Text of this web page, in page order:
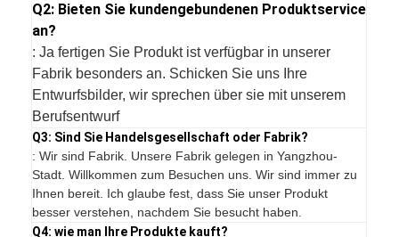
Q2: Bieten Sie kundengebundenen Produktservice
an?
: Ja fertigen Sie Produkt ist verfügbar in unserer
Fabrik besonders an. Schicken Sie uns Ihre
Entwurfsbilder, wir sprechen über sie mit unserem
Berufsentwurf
Q3: Sind Sie Handelsgesellschaft oder Fabrik?
: Wir sind Fabrik. Unsere Fabrik gelegen in Yangzhou-
Stadt. Willkommen zum Besuchen uns. Wir sind immer zu
Ihnen bereit. Ich glaube fest, dass Sie unser Produkt
besser verstehen, nachdem Sie besucht haben.
Q4: wie man Ihre Produkte kauft?